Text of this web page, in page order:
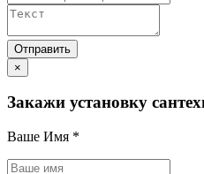
×
Закажи установку
Ваше Имя *